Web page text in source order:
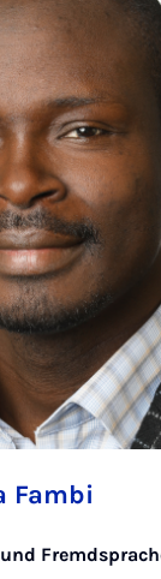
Fambi